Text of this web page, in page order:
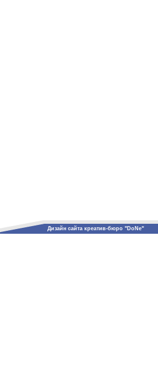
Дизайн сайта креатив-бюро "DoNe"